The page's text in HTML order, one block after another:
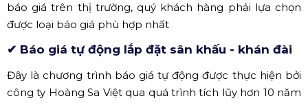
báo giá trên thị trường, quý khách hàng phải lựa chọn
được loại báo giá phù hợp nhất
✔ Báo giá tự động lắp đặt sân khấu - khán đài
Đây là chương trình báo giá tự động được thực hiện bởi
công ty Hoàng Sa Việt qua quá trình tích lũy hơn 10 năm